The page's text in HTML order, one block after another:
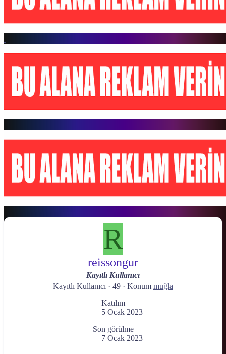
R
reissongur
Kayıtlı Kullanıcı
Kayıtlı Kullanıcı · 49 · Konum muğla
Katılım
5 Ocak 2023
Son görülme
7 Ocak 2023